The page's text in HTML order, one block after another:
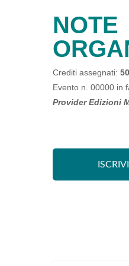
NOTE
Crediti assegnati:
Evento n. 00000 in
Provider Edizioni